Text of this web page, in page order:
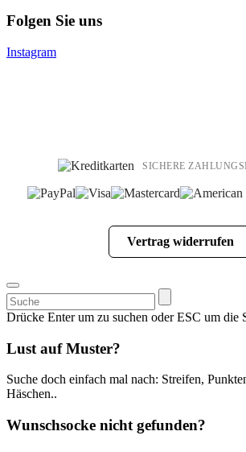
Folgen Sie uns
Instagram
SICHERE
Vertrag widerrufen
Suchen
nach:
Drücke Enter um zu suchen oder ESC um die
Lust auf Muster?
Suche doch einfach mal nach: Streifen,
Häschen..
Wunschsocke nicht gefunden?